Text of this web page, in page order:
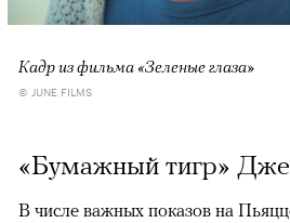
Кадр из фильма «Зеленые глаза»
© JUNE FILMS
«Бумажный тигр»
В числе важных показов на